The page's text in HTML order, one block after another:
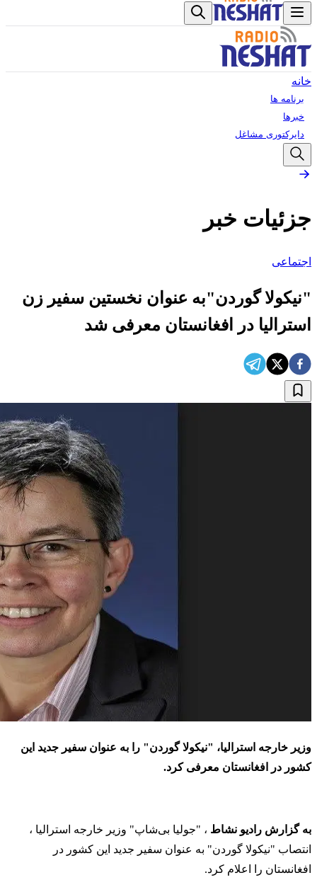
خانه
برنامه ها
خبرها
دایرکتوری مشاغل
جزئیات خبر
اجتماعی
"نیکولا گوردن"به عنوان نخستین سفیر زن
استرالیا در افغانستان معرفی شد
وزیر خارجه استرالیا، "نیکولا گوردن" را به عنوان سفیر جدید این
کشور در افغانستان معرفی کرد.
به گزارش رادیو نشاط ، "جولیا بی‌شاپ" وزیر خارجه استرالیا ،
انتصاب "نیکولا گوردن" به عنوان سفیر جدید این کشور در
افغانستان را اعلام کرد.